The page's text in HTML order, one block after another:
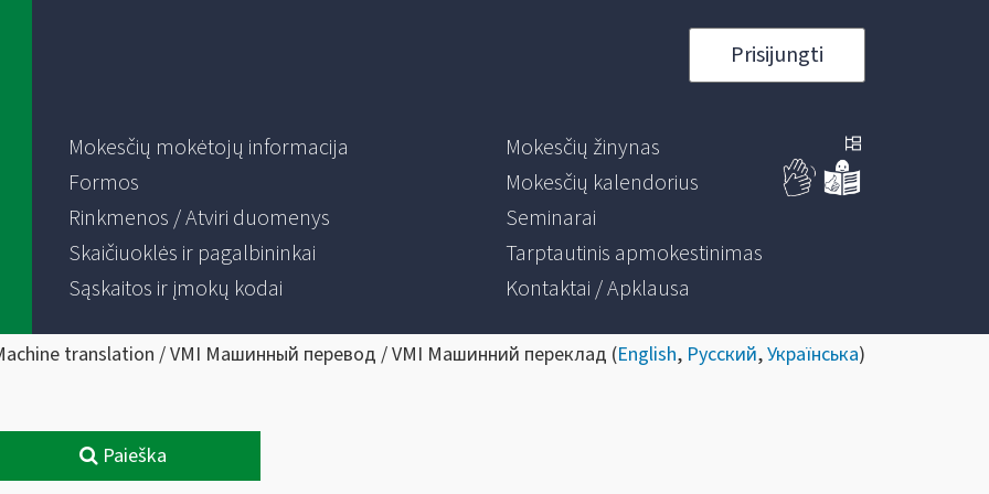
Prisijungti
Mokesčių mokėtojų informacija
Formos
Rinkmenos / Atviri duomenys
Skaičiuoklės ir pagalbininkai
Sąskaitos ir įmokų kodai
Mokesčių žinynas
Mokesčių kalendorius
Seminarai
Tarptautinis apmokestinimas
Kontaktai / Apklausa
translation / VMI Машинный перевод / VMI Машинний переклад (English, Русский,Українська)
Paieška